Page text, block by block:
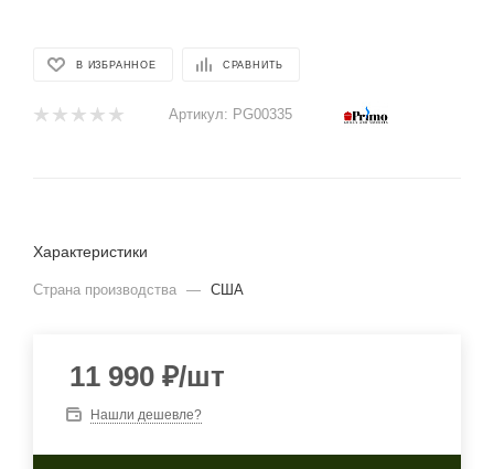
В ИЗБРАННОЕ СРАВНИТЬ
Артикул: PG00335
Характеристики
Страна производства — США
11 990 ₽/шт
Нашли дешевле?